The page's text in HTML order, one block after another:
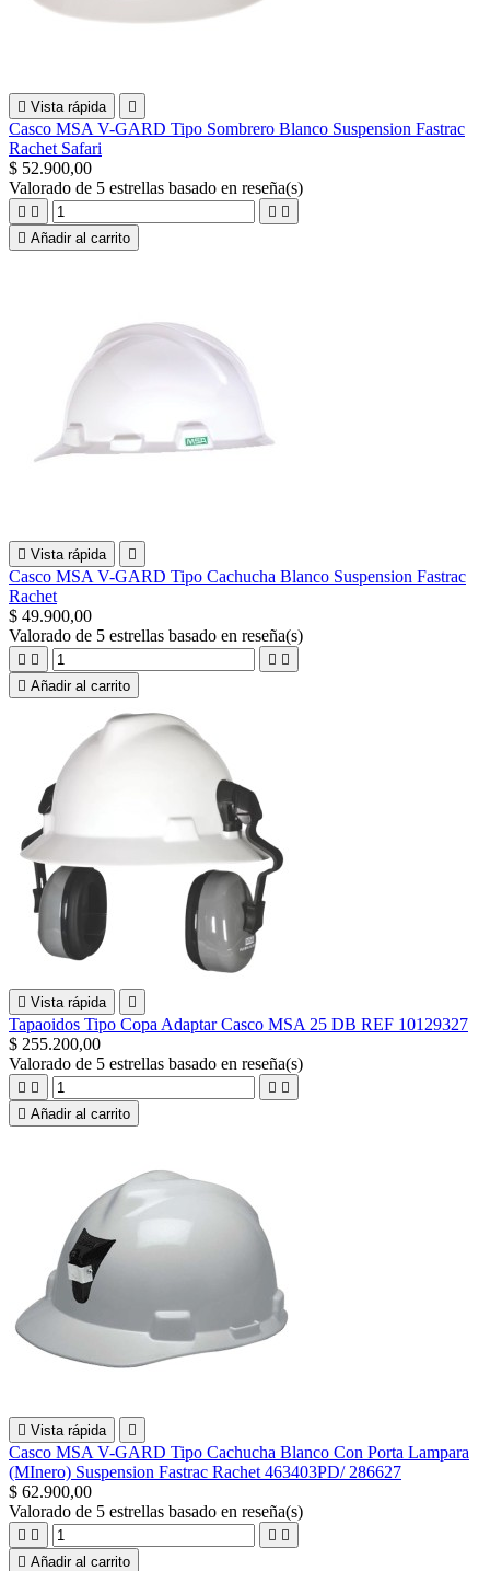
 Vista rápida 
Casco MSA V-GARD Tipo Sombrero Blanco Suspension Fastrac
Rachet Safari
$ 52.900,00
Valorado de 5 estrellas basado en reseña(s)
   
 Añadir al carrito
 Vista rápida 
Casco MSA V-GARD Tipo Cachucha Blanco Suspension Fastrac
Rachet
$ 49.900,00
Valorado de 5 estrellas basado en reseña(s)
   
 Añadir al carrito
 Vista rápida 
Tapaoidos Tipo Copa Adaptar Casco MSA 25 DB REF 10129327
$ 255.200,00
Valorado de 5 estrellas basado en reseña(s)
   
 Añadir al carrito
 Vista rápida 
Casco MSA V-GARD Tipo Cachucha Blanco Con Porta Lampara
(MInero) Suspension Fastrac Rachet 463403PD/ 286627
$ 62.900,00
Valorado de 5 estrellas basado en reseña(s)
   
 Añadir al carrito